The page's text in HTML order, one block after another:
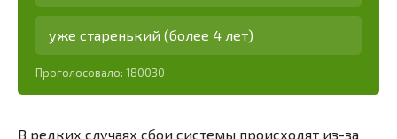
уже старенький (более 4 лет)
Проголосовало: 180030
В редких случаях сбои системы происходят из-за